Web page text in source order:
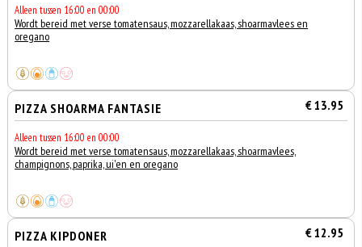
Alleen tussen 16:00 en 00:00
Wordt bereid met verse tomatensaus, mozzarellakaas, shoarmavlees en
oregano
PIZZA SHOARMA FANTASIE € 13.95
Alleen tussen 16:00 en 00:00
Wordt bereid met verse tomatensaus, mozzarellakaas, shoarmavlees,
champignons, paprika, ui'en en oregano
PIZZA KIPDONER € 12.95